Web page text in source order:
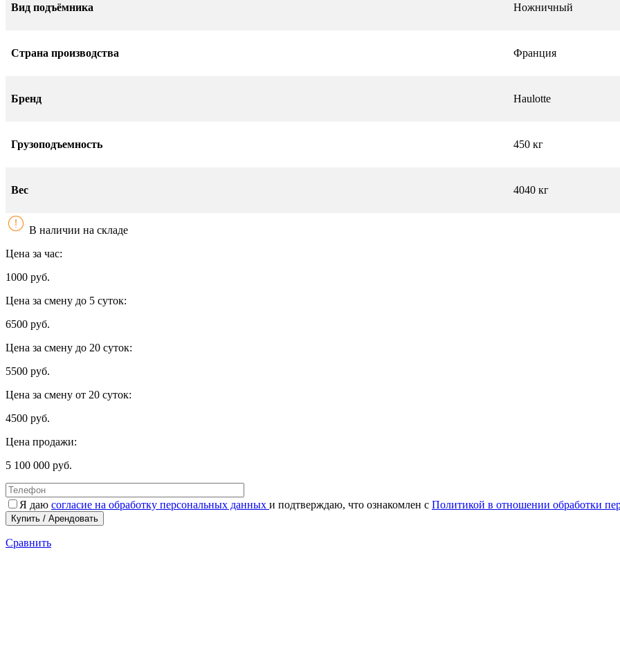
Вид подъёмника Ножничный
Страна производства Франция
Бренд Haulotte
Грузоподъемность 450 кг
Вес 4040 кг
В наличии на складе
Цена за час:
1000 руб.
Цена за смену до 5 суток:
6500 руб.
Цена за смену до 20 суток:
5500 руб.
Цена за смену от 20 суток:
4500 руб.
Цена продажи:
5 100 000 руб.
Я даю согласие на обработку персональных данных и подтверждаю, что ознакомлен с Политикой в отношении обработки
Сравнить